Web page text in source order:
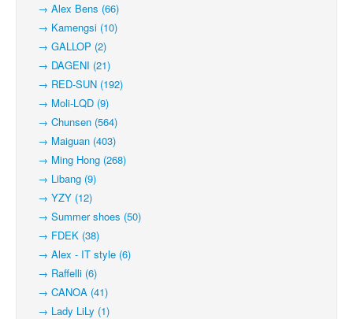
→ Alex Bens (66)
→ Kamengsi (10)
→ GALLOP (2)
→ DAGENI (21)
→ RED-SUN (192)
→ Moli-LQD (9)
→ Chunsen (564)
→ Maiguan (403)
→ Ming Hong (268)
→ Libang (9)
→ YZY (12)
→ Summer shoes (50)
→ FDEK (38)
→ Alex - IT style (6)
→ Raffelli (6)
→ CANOA (41)
→ Lady LiLy (1)